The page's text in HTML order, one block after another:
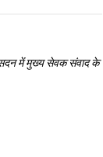
में मुख्य सेवक संवाद के